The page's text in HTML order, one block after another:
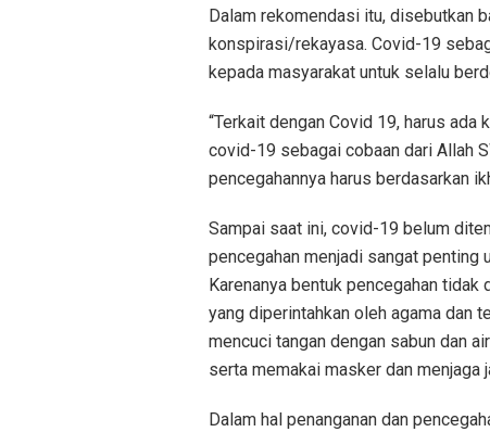
Dalam rekomendasi itu, disebutkan
konspirasi/rekayasa. Covid-19
kepada masyarakat untuk selalu
“Terkait dengan Covid 19, harus
covid-19 sebagai cobaan dari Allah
pencegahannya harus berdasarkan
Sampai saat ini, covid-19 belum
pencegahan menjadi sangat penting
Karenanya bentuk pencegahan
yang diperintahkan oleh agama dan
mencuci tangan dengan sabun dan
serta memakai masker dan menjaga
Dalam hal penanganan dan